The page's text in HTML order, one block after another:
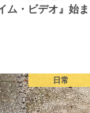
ム・ビデオ』始ま
日常